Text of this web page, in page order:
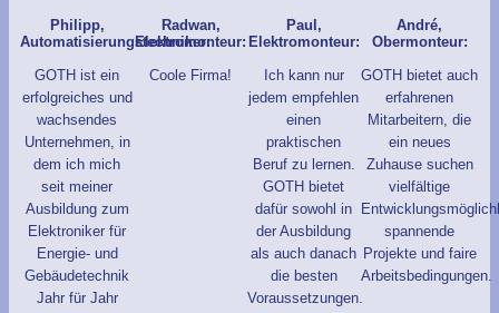
Philipp,
Automatisierungstechniker:
GOTH ist ein
erfolgreiches und
wachsendes
Unternehmen, in
dem ich mich
seit meiner
Ausbildung zum
Elektroniker für
Energie- und
Gebäudetechnik
Jahr für Jahr
Radwan,
Elektromonteur:
Coole Firma!
Paul,
Elektromonteur:
Ich kann nur
jedem empfehlen
einen
praktischen
Beruf zu lernen.
GOTH bietet
dafür sowohl in
der Ausbildung
als auch danach
die besten
Voraussetzungen.
André,
Obermonteur:
GOTH bietet auch
erfahrenen
Mitarbeitern, die
ein neues
Zuhause suchen
vielfältige
spannende
Projekte und faire
Arbeitsbedingungen.